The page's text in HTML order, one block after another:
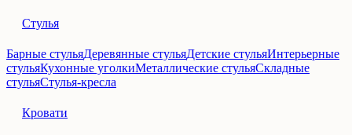
Стулья
Барные стульяДеревянные стульяДетские стульяИнтерьерные
стульяКухонные уголкиМеталлические стульяСкладные
стульяСтулья-кресла
Кровати